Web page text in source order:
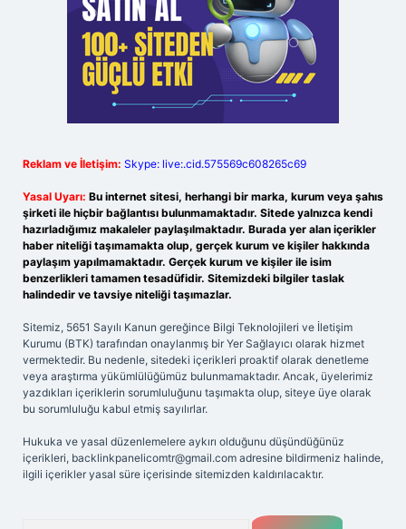
Reklam ve İletişim: Skype: live:.cid.575569c608265c69
Yasal Uyarı: Bu internet sitesi, herhangi bir marka, kurum veya şahıs
şirketi ile hiçbir bağlantısı bulunmamaktadır. Sitede yalnızca kendi
hazırladığımız makaleler paylaşılmaktadır. Burada yer alan içerikler
haber niteliği taşımamakta olup, gerçek kurum ve kişiler hakkında
paylaşım yapılmamaktadır. Gerçek kurum ve kişiler ile isim
benzerlikleri tamamen tesadüfidir. Sitemizdeki bilgiler taslak
halindedir ve tavsiye niteliği taşımazlar.
Sitemiz, 5651 Sayılı Kanun gereğince Bilgi Teknolojileri ve İletişim
Kurumu (BTK) tarafından onaylanmış bir Yer Sağlayıcı olarak hizmet
vermektedir. Bu nedenle, sitedeki içerikleri proaktif olarak denetleme
veya araştırma yükümlülüğümüz bulunmamaktadır. Ancak, üyelerimiz
yazdıkları içeriklerin sorumluluğunu taşımakta olup, siteye üye olarak
bu sorumluluğu kabul etmiş sayılırlar.
Hukuka ve yasal düzenlemelere aykırı olduğunu düşündüğünüz
içerikleri, backlinkpanelicomtr@gmail.com adresine bildirmeniz halinde,
ilgili içerikler yasal süre içerisinde sitemizden kaldırılacaktır.